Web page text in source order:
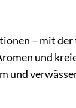
– mit
und